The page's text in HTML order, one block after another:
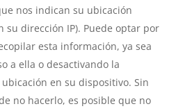
nos indican su ubicación
su dirección IP). Puede optar por
esta información, ya sea
a ella o desactivando la
en su dispositivo. Sin
no hacerlo, es posible que no